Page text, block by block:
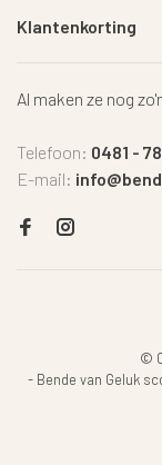
Klantenkorting
Al maken ze nog
Telefoon: 0481 -
E-mail:
©
- Bende van Geluk